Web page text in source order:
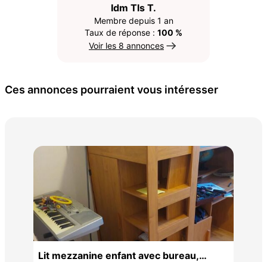
Idm Tls T.
Membre depuis 1 an
Taux de réponse : 100 %
Voir les 8 annonces
Ces annonces pourraient vous intéresser
Lit mezzanine enfant avec bureau,